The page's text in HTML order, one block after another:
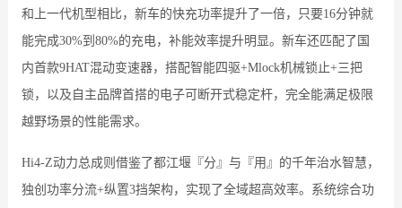
和上一代机型相比，新车的快充功率提升了一倍，只要16分钟就
能完成30%到80%的充电，补能效率提升明显。新车还匹配了国
内首款9HAT混动变速器，搭配智能四驱+Mlock机械锁止+三把
锁，以及自主品牌首搭的电子可断开式稳定杆，完全能满足极限
越野场景的性能需求。
Hi4-Z动力总成则借鉴了都江堰『分』与『用』的千年治水智慧，
独创功率分流+纵置3挡架构，实现了全域超高效率。系统综合功